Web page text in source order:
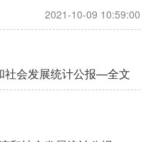
2021-10-09 10:59:00
社会发展统计公报—全文